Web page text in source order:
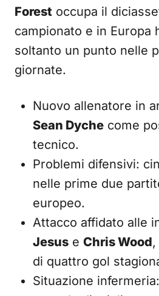
Forest occupa il
campionato e in Europa
soltanto un punto nelle
giornate.
Nuovo allenatore in
Sean Dyche come
tecnico.
Problemi difensivi:
nelle prime due
europeo.
Attacco affidato alle
Jesus e Chris Wood
di quattro gol
Situazione